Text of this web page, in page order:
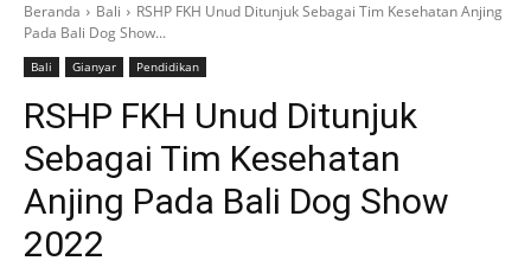
Beranda Bali
RSHP FKH Unud Ditunjuk Sebagai Tim Kesehatan Anjing
Pada Bali Dog Show...
Bali Gianyar Pendidikan
RSHP FKH Unud Ditunjuk
Sebagai Tim Kesehatan
Anjing Pada Bali Dog Show
2022